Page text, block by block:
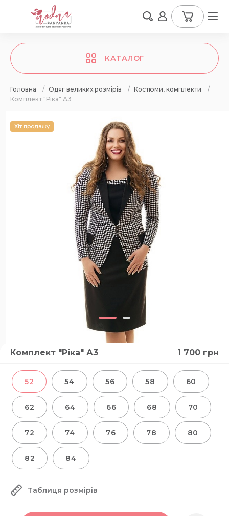
КАТАЛОГ
Головна / Одяг великих розмірів / Костюми, комплекти
/
Комплект "Ріка" А3
Хіт продажу
Комплект "Ріка" А3 1 700 грн
52 54 56 58 60
62 64 66 68 70
72 74 76 78 80
82 84
Таблиця розмірів